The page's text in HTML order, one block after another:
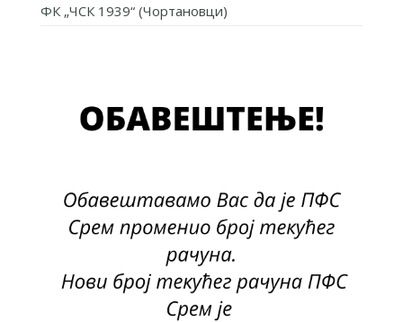
ФК „ЧСК 1939“ (Чортановци)